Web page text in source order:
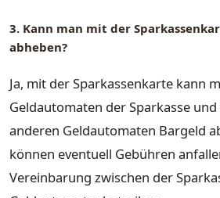
3. Kann man mit der
abheben?
Ja, mit der Sparkassenkarte kann
Geldautomaten der Sparkasse
anderen Geldautomaten Bargeld
können eventuell Gebühren
Vereinbarung zwischen der